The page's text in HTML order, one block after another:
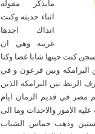
مايذكر مقوله
اثناء حديثه وكنت
انذاك اجدها
غريبه وهي ان
كنت حينها شابا غضا وكنا
البرامكه وبين فرعون و في
الربط بين البرامكه الذين
مصر في قديم الزمان ايام
الامور والاحداث وما الى
وذهب حماس الشباب